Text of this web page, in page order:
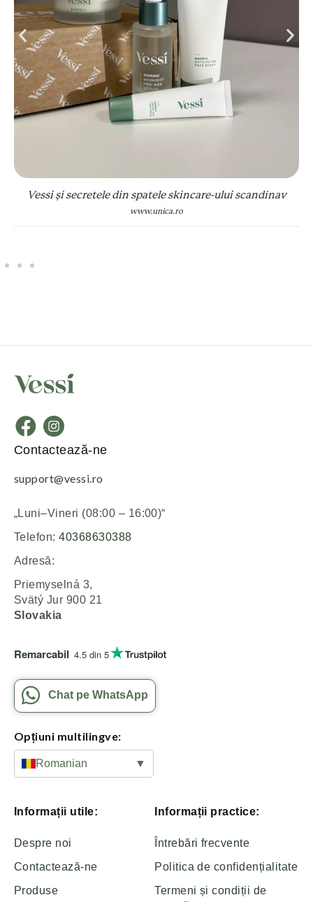
Skincare cu ingrediente Vessi pure: cum ne
natura nordică rutina de frumusețe
Contactează-ne
support@vessi.ro
„Luni–Vineri (08:00 – 16:00)“
Telefon:40368630388
Adresă:
Priemyselná 3,
Svätý Jur 900 21
Slovakia
Remarcabil 4.5 din 5
Chat pe WhatsApp
Opțiuni multilingve:
Romanian ▼
Informații utile:
Despre noi
Contactează-ne
Produse
Informații practice:
Întrebări frecvente
Politica de confidențialitate
Termeni și condiții de